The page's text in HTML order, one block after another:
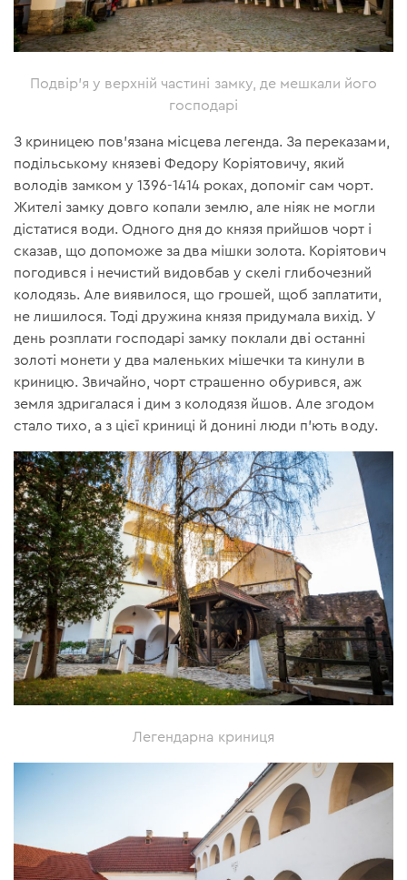
Подвір'я у верхній частині замку, де мешкали його
господарі
З криницею пов'язана місцева легенда. За переказами,
подільському князеві Федору Коріятовичу, який
володів замком у 1396-1414 роках, допоміг сам чорт.
Жителі замку довго копали землю, але ніяк не могли
дістатися води. Одного дня до князя прийшов чорт і
сказав, що допоможе за два мішки золота. Коріятович
погодився і нечистий видовбав у скелі глибочезний
колодязь. Але виявилося, що грошей, щоб заплатити,
не лишилося. Тоді дружина князя придумала вихід. У
день розплати господарі замку поклали дві останні
золоті монети у два маленьких мішечки та кинули в
криницю. Звичайно, чорт страшенно обурився, аж
земля здригалася і дим з колодязя йшов. Але згодом
стало тихо, а з цієї криниці й донині люди п'ють воду.
Легендарна криниця